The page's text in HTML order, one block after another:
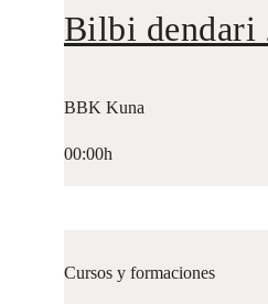
Bilbi dendari
BBK Kuna
00:00h
Cursos y formaciones